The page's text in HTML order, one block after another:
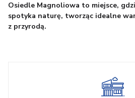
Osiedle Magnoliowa to miejsce,
spotyka naturę, tworząc idealne
z przyrodą.